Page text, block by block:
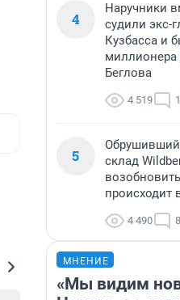
4
Наручники
судили экс-
Кузбасса и
Беглова
4 519
5
склад
происходит
4 490 8
МНЕНИЕ
«Мы видим